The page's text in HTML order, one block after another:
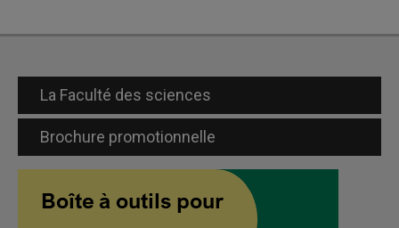
La Faculté des sciences
Brochure promotionnelle